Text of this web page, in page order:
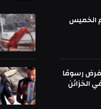
الخميس
رسومًا
الخزائن